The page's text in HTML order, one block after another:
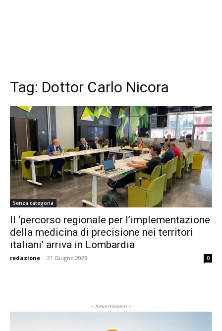
Tag: Dottor Carlo Nicora
Senza categoria
Il ‘percorso regionale per l’implementazione
della medicina di precisione nei territori
italiani’ arriva in Lombardia
redazione - 21 Giugno 2023 0
- Advertisment -